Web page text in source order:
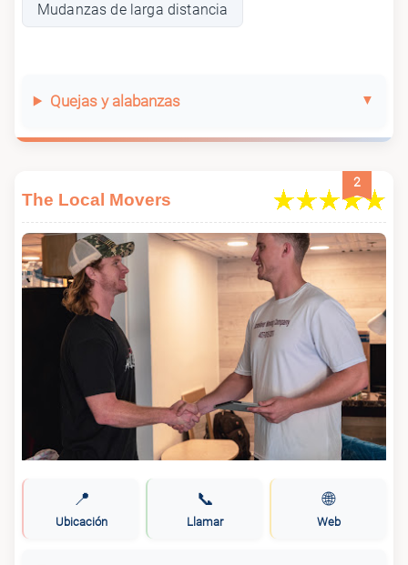
Mudanzas de larga distancia
Quejas y alabanzas
2
The Local Movers
📍
Ubicación
📞
Llamar
🌐
Web